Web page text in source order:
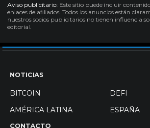
Aviso publicitario: Este sitio puede incluir
enlaces de afiliados. Todos los anuncios están
nuestros socios publicitarios no tienen influencia
editorial.
NOTICIAS
BITCOIN
DEFI
AMÉRICA LATINA
ESPAÑA
CONTACTO